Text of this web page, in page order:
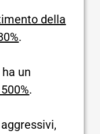
della
.
un
.